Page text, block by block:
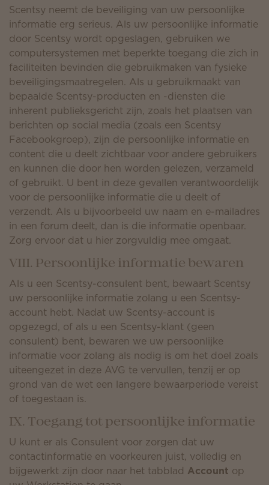
Scentsy neemt de beveiliging van uw persoonlijke
informatie erg serieus. Als uw persoonlijke informatie
door Scentsy wordt opgeslagen, gebruiken we
computersystemen met beperkte toegang die zich in
faciliteiten bevinden die gebruikmaken van fysieke
beveiligingsmaatregelen. Als u gebruikmaakt van
bepaalde Scentsy-producten en -diensten die
inherent publieksgericht zijn, zoals het plaatsen van
berichten op social media (zoals een Scentsy
Facebookgroep), zijn de persoonlijke informatie en
content die u deelt zichtbaar voor andere gebruikers
en kunnen die door hen worden gelezen, verzameld
of gebruikt. U bent in deze gevallen verantwoordelijk
voor de persoonlijke informatie die u deelt of
verzendt. Als u bijvoorbeeld uw naam en e-mailadres
in een forum deelt, dan is die informatie openbaar.
Zorg ervoor dat u hier zorgvuldig mee omgaat.
VIII. Persoonlijke informatie bewaren
Als u een Scentsy-consulent bent, bewaart Scentsy
uw persoonlijke informatie zolang u een Scentsy-
account hebt. Nadat uw Scentsy-account is
opgezegd, of als u een Scentsy-klant (geen
consulent) bent, bewaren we uw persoonlijke
informatie voor zolang als nodig is om het doel zoals
uiteengezet in deze AVG te vervullen, tenzij er op
grond van de wet een langere bewaarperiode vereist
of toegestaan is.
IX. Toegang tot persoonlijke informatie
U kunt er als Consulent voor zorgen dat uw
contactinformatie en voorkeuren juist, volledig en
bijgewerkt zijn door naar het tabblad Account op